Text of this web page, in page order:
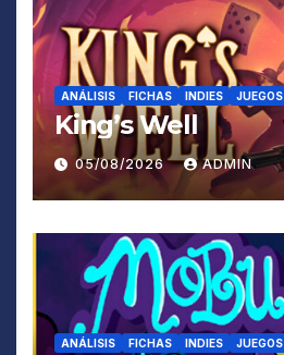
ANÁLISIS FICHAS INDIES JUEGOS
King’s Well
05/08/2026 ADMIN
ANÁLISIS FICHAS INDIES JUEGOS